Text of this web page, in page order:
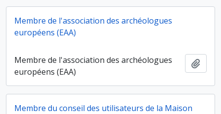
Membre de l'association des archéologues
européens (EAA)
Membre de l'association des archéologues
européens (EAA)
Membre du conseil des utilisateurs de la Maison